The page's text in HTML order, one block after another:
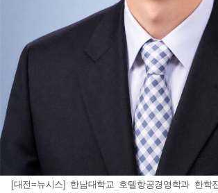
[대전=뉴시스] 한남대학교 호텔항공경영학과 한학